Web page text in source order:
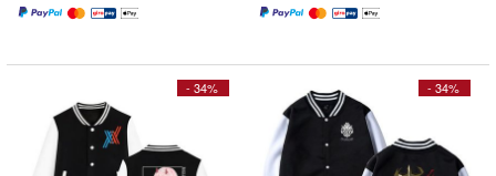
- 34% - 34%